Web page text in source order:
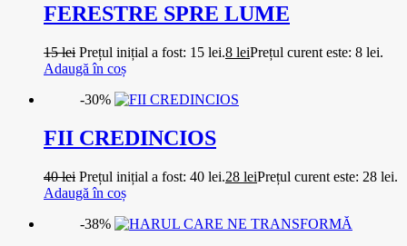
FERESTRE SPRE LUME
15lei Prețul inițial a fost: 15 lei.8 leiPrețul curent este: 8 lei.
Adaugă în coș
-30%
FII CREDINCIOS
40lei Prețul inițial a fost: 40 lei.28 leiPrețul curent este: 28 lei.
Adaugă în coș
-38%